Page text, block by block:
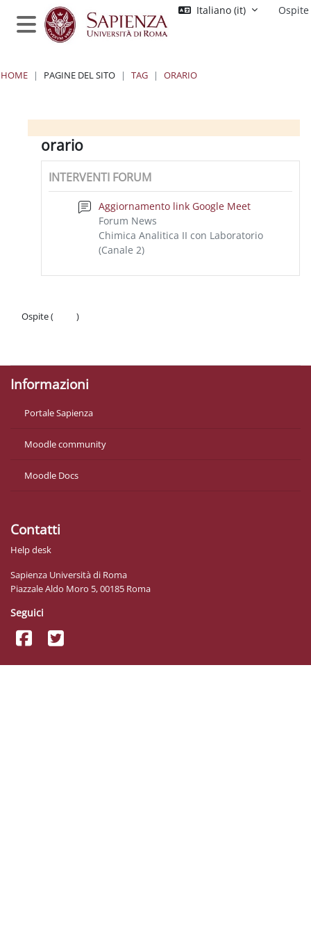
Vai al contenuto principale
Pannello laterale
Italiano ‎(it)‎ Ospite
HOME PAGINE DEL SITO TAG ORARIO
Blocchi
Blocchi
Blocchi
Blocchiorario
INTERVENTI FORUM
Aggiornamento link Google Meet
Forum News
Chimica Analitica II con Laboratorio
(Canale 2)
Ospite (
)
Informazioni
Portale Sapienza
Moodle community
Moodle Docs
Contatti
Help desk
Sapienza Università di Roma
Piazzale Aldo Moro 5, 00185 Roma
Seguici